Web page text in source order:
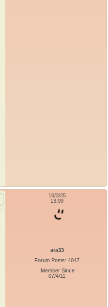
16/3/25
13:09
ara33
Forum Posts: 4047
Member Since:
07/4/11